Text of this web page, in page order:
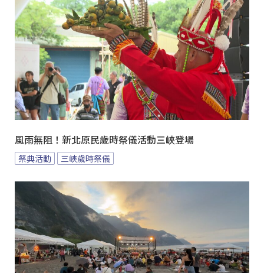
風雨無阻！新北原民歲時祭儀活動三峽登場
祭典活動 三峽歲時祭儀